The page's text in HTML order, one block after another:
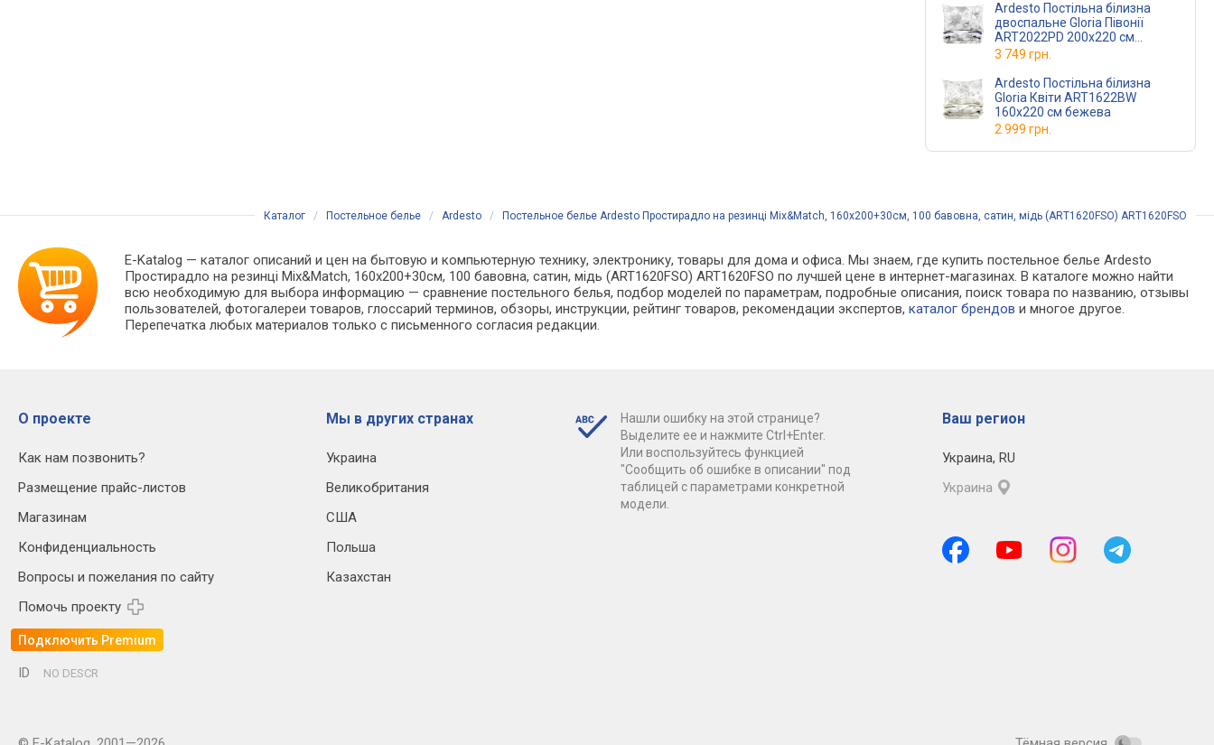
Ardesto Постільна білизна
двоспальне Gloria Півонії
ART2022PD 200х220 см
бежева
3 749 грн.
Ardesto Постільна білизна
Gloria Квіти ART1622BW
160х220 см бежева
2 999 грн.
Каталог / Постельное белье / Ardesto / Постельное белье Ardesto Простирадло на резинці Mix&Match, 160х200+30см, 100 бавовна, сатин, мідь (ART1620FSO) ART1620FSO
E-Katalog — каталог описаний и цен на бытовую и компьютерную технику, электронику, товары для дома и офиса. Мы знаем, где купить постельное белье Ardesto
Простирадло на резинці Mix&Match, 160х200+30см, 100 бавовна, сатин, мідь (ART1620FSO) ART1620FSO по лучшей цене в интернет-магазинах. В каталоге можно найти
всю необходимую для выбора информацию — сравнение постельного белья, подбор моделей по параметрам, подробные описания, поиск товара по названию, отзывы
пользователей, фотогалереи товаров, глоссарий терминов, обзоры, инструкции, рейтинг товаров, рекомендации экспертов,каталог брендов и многое другое.
Перепечатка любых материалов только с письменного согласия редакции.
О проекте
Как нам позвонить?
Размещение прайс-листов
Магазинам
Конфиденциальность
Вопросы и пожелания по сайту
Помочь проекту
Подключить Premium
Мы в других странах
Украина
Великобритания
США
Польша
Казахстан
Нашли ошибку на этой странице?
Выделите ее и нажмите Ctrl+Enter.
Или воспользуйтесь функцией
"Сообщить об ошибке в описании" под
таблицей с параметрами конкретной
модели.
Ваш регион
Украина, RU
Украина
ID NO DESCR